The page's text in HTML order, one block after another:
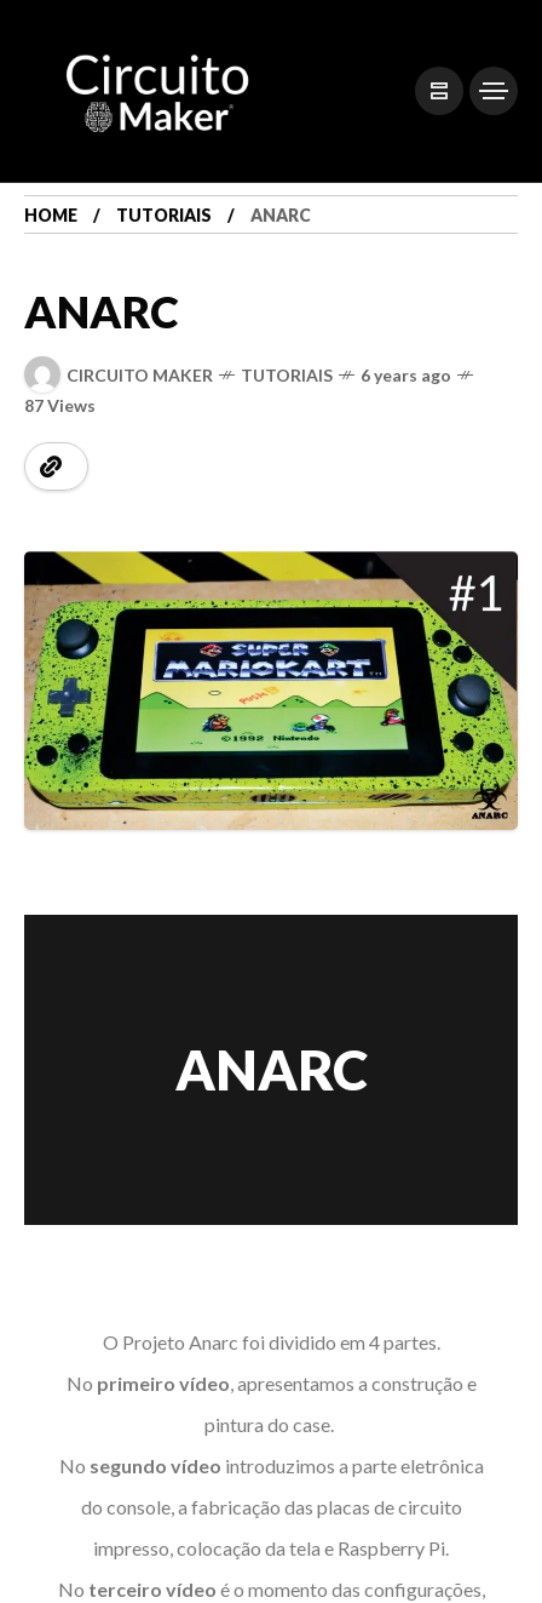
HOME TUTORIAIS ANARC
ANARC
CIRCUITO MAKER TUTORIAIS
6 years ago
87 Views
ANARC
O Projeto Anarc foi dividido em 4 partes.
No primeiro vídeo, apresentamos a construção e
pintura do case.
No segundo vídeo introduzimos a parte eletrônica
do console, a fabricação das placas de circuito
impresso, colocação da tela e Raspberry Pi.
No terceiro vídeo é o momento das configurações,